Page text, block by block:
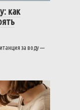
как
за воду —